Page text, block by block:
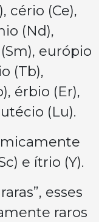
cério (Ce),
(Nd),
európio
(Tb),
érbio (Er),
(Lu).
e ítrio (Y).
esses
raros